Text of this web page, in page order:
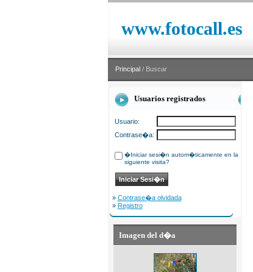
www.fotocall.es
Principal / Buscar
Usuarios registrados
Usuario:
Contrase�a:
�Iniciar sesi�n autom�ticamente en la
siguiente visita?
» Contrase�a olvidada
» Registro
Imagen del d�a